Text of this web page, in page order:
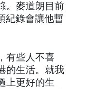
。麥道朗目前
紀錄會讓他暫
有些人不喜
的生活。就我
上更好的生